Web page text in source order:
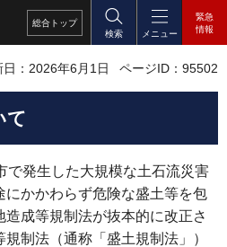
総合 トップ
検索
メニュー
緊急
情報
日：2026年6月1日 ページID：95502
て
で発生した大規模な土石流災害
かかわらず危険な盛土等を包
成等規制法が抜本的に改正さ
制法（通称「盛土規制法」）